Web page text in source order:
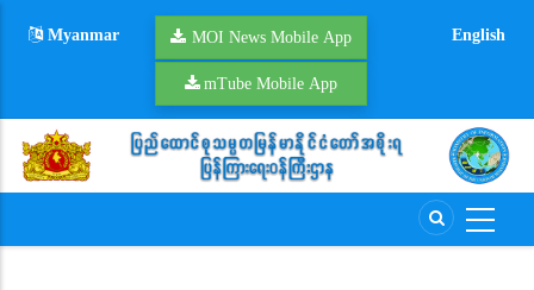
Myanmar MOI News Mobile App
mTube Mobile App
English